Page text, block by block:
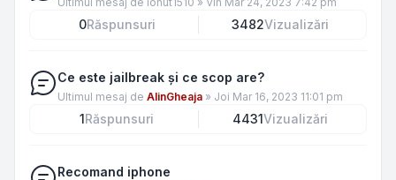
0Răspunsuri 3482Vizualizări
Ce este jailbreak și ce scop are?
Ultimul mesaj de AlinGheaja » Joi Mar 16, 2023 11:01 pm
1Răspunsuri 4431Vizualizări
Recomand iphone